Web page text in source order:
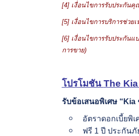
[4] เงื่อนไขการรับประกัน
[5] เงื่อนไขการบริการช่วย
[6] เงื่อนไขการรับประกัน
การขาย)
โปรโมชัน The
รับข้อเสนอพิเศษ “Kia
อัตราดอกเบี้ยพิเ
ฟรี 1 ปี ประกัน